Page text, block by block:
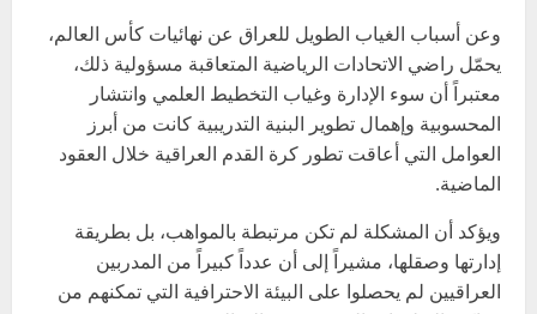
وعن أسباب الغياب الطويل للعراق عن نهائيات كأس العالم،
يحمّل راضي الاتحادات الرياضية المتعاقبة مسؤولية ذلك،
معتبراً أن سوء الإدارة وغياب التخطيط العلمي وانتشار
المحسوبية وإهمال تطوير البنية التدريبية كانت من أبرز
العوامل التي أعاقت تطور كرة القدم العراقية خلال العقود
الماضية.
ويؤكد أن المشكلة لم تكن مرتبطة بالمواهب، بل بطريقة
إدارتها وصقلها، مشيراً إلى أن عدداً كبيراً من المدربين
العراقيين لم يحصلوا على البيئة الاحترافية التي تمكنهم من